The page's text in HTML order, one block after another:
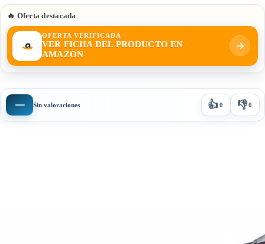
🔥 Oferta destacada
OFERTA VERIFICADA
VER FICHA DEL PRODUCTO EN
AMAZON
— Sin valoraciones 👍0 👎0